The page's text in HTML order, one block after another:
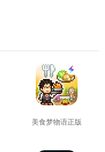
美食梦物语正版